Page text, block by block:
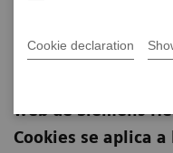
Cookie declaration
cookies y otras
web de Siemens
Cookies se aplica